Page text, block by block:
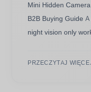
Mini Hidden
B2B Buying Guide
night vision only
PRZECZYTAJ